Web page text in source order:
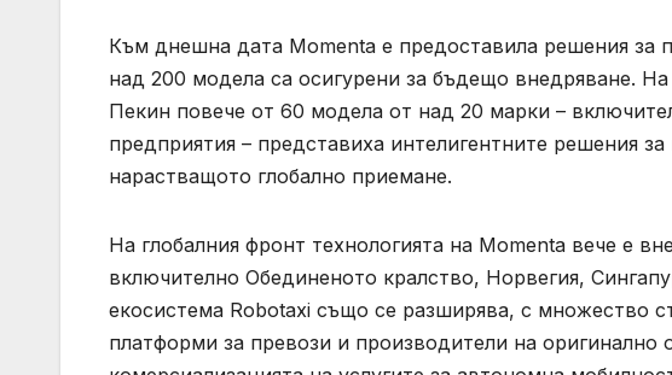
Към днешна дата Momenta е предоставила решения за
над 200 модела са осигурени за бъдещо внедряване.
Пекин повече от 60 модела от над 20 марки –
предприятия – представиха интелигентните решения
нарастващото глобално приемане.
На глобалния фронт технологията на Momenta вече е
включително Обединеното кралство, Норвегия,
екосистема Robotaxi също се разширява, с множество
платформи за превози и производители на оригинално